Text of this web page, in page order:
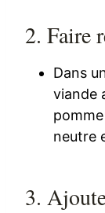
2. Faire
Dans
viande
neutre
3.